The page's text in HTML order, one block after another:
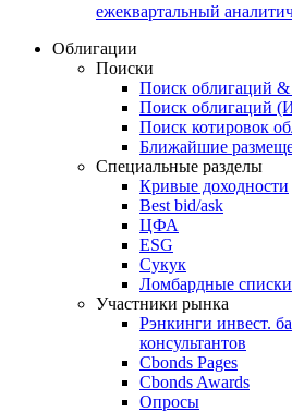
ежеквартальный
Облигации
Поиски
Поиск облигаций
Поиск облигаций
Поиск котировок
Ближайшие
Специальные разделы
Кривые доходности
Best bid/ask
ЦФА
ESG
Сукук
Ломбардные списки
Участники рынка
Рэнкинги инвест.
консультантов
Cbonds Pages
Cbonds Awards
Опросы